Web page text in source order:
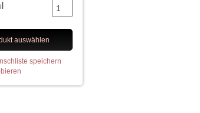
auswählen
speichern